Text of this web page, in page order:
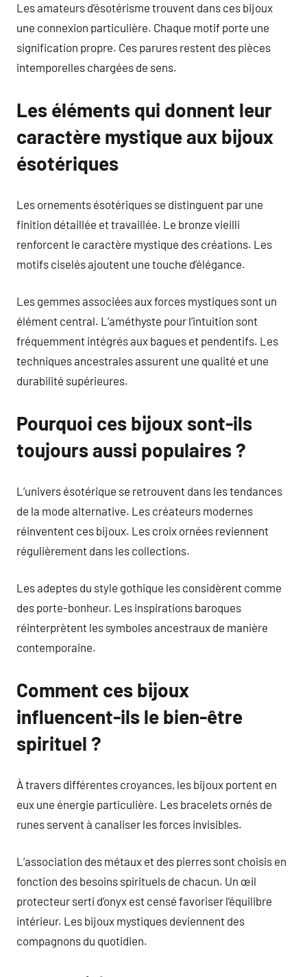
Les amateurs d’ésotérisme trouvent dans ces bijoux
une connexion particulière. Chaque motif porte une
signification propre. Ces parures restent des pièces
intemporelles chargées de sens.
Les éléments qui donnent leur
caractère mystique aux bijoux
ésotériques
Les ornements ésotériques se distinguent par une
finition détaillée et travaillée. Le bronze vieilli
renforcent le caractère mystique des créations. Les
motifs ciselés ajoutent une touche d’élégance.
Les gemmes associées aux forces mystiques sont un
élément central. L’améthyste pour l’intuition sont
fréquemment intégrés aux bagues et pendentifs. Les
techniques ancestrales assurent une qualité et une
durabilité supérieures.
Pourquoi ces bijoux sont-ils
toujours aussi populaires ?
L’univers ésotérique se retrouvent dans les tendances
de la mode alternative. Les créateurs modernes
réinventent ces bijoux. Les croix ornées reviennent
régulièrement dans les collections.
Les adeptes du style gothique les considèrent comme
des porte-bonheur. Les inspirations baroques
réinterprètent les symboles ancestraux de manière
contemporaine.
Comment ces bijoux
influencent-ils le bien-être
spirituel ?
À travers différentes croyances, les bijoux portent en
eux une énergie particulière. Les bracelets ornés de
runes servent à canaliser les forces invisibles.
L’association des métaux et des pierres sont choisis en
fonction des besoins spirituels de chacun. Un œil
protecteur serti d’onyx est censé favoriser l’équilibre
intérieur. Les bijoux mystiques deviennent des
compagnons du quotidien.